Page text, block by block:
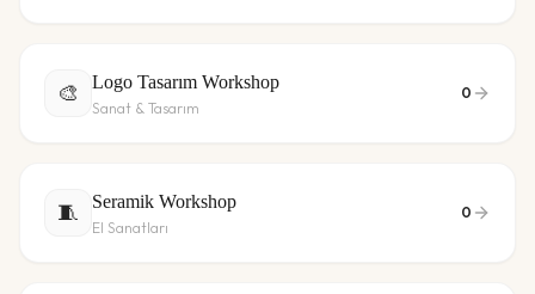
🎨 Logo Tasarım Workshop
Sanat & Tasarım
0
🧵 Seramik Workshop
El Sanatları
0